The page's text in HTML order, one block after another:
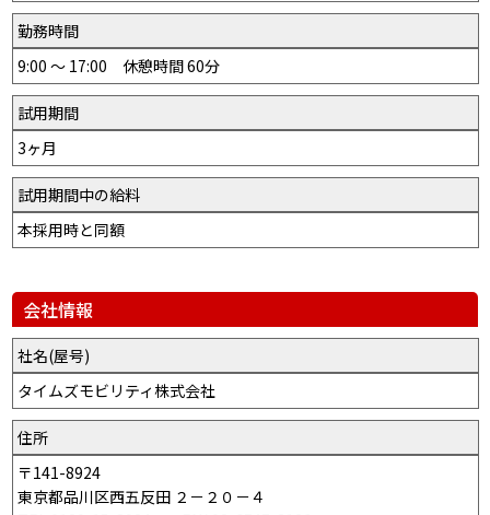
勤務時間
9:00 ～ 17:00 休憩時間 60分
試用期間
3ヶ月
試用期間中の給料
本採用時と同額
会社情報
社名(屋号)
タイムズモビリティ株式会社
住所
〒141-8924
東京都品川区西五反田 ２－２０－４